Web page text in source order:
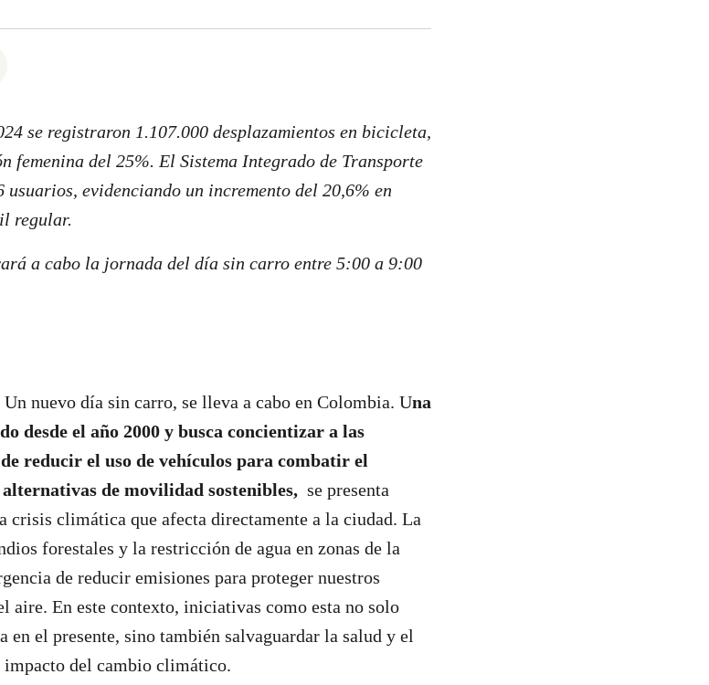
se registraron 1.107.000 desplazamientos en bicicleta,
femenina del 25%. El Sistema Integrado de Transporte
evidenciando un incremento del 20,6% en
regular.
a cabo la jornada del día sin carro entre 5:00 a 9:00
nuevo día sin carro, se lleva a cabo en Colombia. Una
desde el año 2000 y busca concientizar a las
reducir el uso de vehículos para combatir el
de movilidad sostenibles, se presenta
crisis climática que afecta directamente a la ciudad. La
forestales y la restricción de agua en zonas de la
de reducir emisiones para proteger nuestros
aire. En este contexto, iniciativas como esta no solo
en el presente, sino también salvaguardar la salud y el
del cambio climático.